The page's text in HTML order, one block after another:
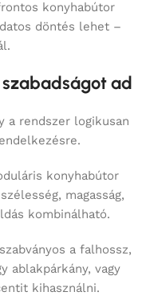
konyhabútor
döntés lehet –
ad
a rendszer logikusan
konyhabútor
magasság,
kombinálható.
a falhossz,
ablakpárkány, vagy
kihasználni.